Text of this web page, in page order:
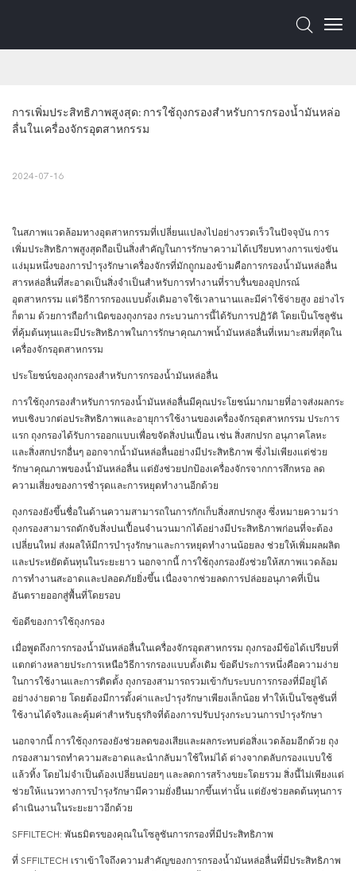
การเพิ่มประสิทธิภาพสูงสุด: การใช้ถุงกรองสำหรับการกรองน้ำมันหล่อ
ลื่นในเครื่องจักรอุตสาหกรรม
2024-07-16
ในสภาพแวดล้อมทางอุตสาหกรรมที่เปลี่ยนแปลงไปอย่างรวดเร็วในปัจจุบัน การ
เพิ่มประสิทธิภาพสูงสุดถือเป็นสิ่งสำคัญในการรักษาความได้เปรียบทางการแข่งขัน
แง่มุมหนึ่งของการบำรุงรักษาเครื่องจักรที่มักถูกมองข้ามคือการกรองน้ำมันหล่อลื่น
สารหล่อลื่นที่สะอาดเป็นสิ่งจำเป็นสำหรับการทำงานที่ราบรื่นของอุปกรณ์
อุตสาหกรรม แต่วิธีการกรองแบบดั้งเดิมอาจใช้เวลานานและมีค่าใช้จ่ายสูง อย่างไร
ก็ตาม ด้วยการถือกำเนิดของถุงกรอง กระบวนการนี้ได้รับการปฏิวัติ โดยเป็นโซลูชัน
ที่คุ้มต้นทุนและมีประสิทธิภาพในการรักษาคุณภาพน้ำมันหล่อลื่นที่เหมาะสมที่สุดใน
เครื่องจักรอุตสาหกรรม
ประโยชน์ของถุงกรองสำหรับการกรองน้ำมันหล่อลื่น
การใช้ถุงกรองสำหรับการกรองน้ำมันหล่อลื่นมีคุณประโยชน์มากมายที่อาจส่งผลกระ
ทบเชิงบวกต่อประสิทธิภาพและอายุการใช้งานของเครื่องจักรอุตสาหกรรม ประการ
แรก ถุงกรองได้รับการออกแบบเพื่อขจัดสิ่งปนเปื้อน เช่น สิ่งสกปรก อนุภาคโลหะ
และสิ่งสกปรกอื่นๆ ออกจากน้ำมันหล่อลื่นอย่างมีประสิทธิภาพ ซึ่งไม่เพียงแต่ช่วย
รักษาคุณภาพของน้ำมันหล่อลื่น แต่ยังช่วยปกป้องเครื่องจักรจากการสึกหรอ ลด
ความเสี่ยงของการชำรุดและการหยุดทำงานอีกด้วย
ถุงกรองยังขึ้นชื่อในด้านความสามารถในการกักเก็บสิ่งสกปรกสูง ซึ่งหมายความว่า
ถุงกรองสามารถดักจับสิ่งปนเปื้อนจำนวนมากได้อย่างมีประสิทธิภาพก่อนที่จะต้อง
เปลี่ยนใหม่ ส่งผลให้มีการบำรุงรักษาและการหยุดทำงานน้อยลง ช่วยให้เพิ่มผลผลิต
และประหยัดต้นทุนในระยะยาว นอกจากนี้ การใช้ถุงกรองยังช่วยให้สภาพแวดล้อม
การทำงานสะอาดและปลอดภัยยิ่งขึ้น เนื่องจากช่วยลดการปล่อยอนุภาคที่เป็น
อันตรายออกสู่พื้นที่โดยรอบ
ข้อดีของการใช้ถุงกรอง
เมื่อพูดถึงการกรองน้ำมันหล่อลื่นในเครื่องจักรอุตสาหกรรม ถุงกรองมีข้อได้เปรียบที่
แตกต่างหลายประการเหนือวิธีการกรองแบบดั้งเดิม ข้อดีประการหนึ่งคือความง่าย
ในการใช้งานและการติดตั้ง ถุงกรองสามารถรวมเข้ากับระบบการกรองที่มีอยู่ได้
อย่างง่ายดาย โดยต้องมีการตั้งค่าและบำรุงรักษาเพียงเล็กน้อย ทำให้เป็นโซลูชันที่
ใช้งานได้จริงและคุ้มค่าสำหรับธุรกิจที่ต้องการปรับปรุงกระบวนการบำรุงรักษา
นอกจากนี้ การใช้ถุงกรองยังช่วยลดของเสียและผลกระทบต่อสิ่งแวดล้อมอีกด้วย ถุง
กรองสามารถทำความสะอาดและนำกลับมาใช้ใหม่ได้ ต่างจากตลับกรองแบบใช้
แล้วทิ้ง โดยไม่จำเป็นต้องเปลี่ยนบ่อยๆ และลดการสร้างขยะโดยรวม สิ่งนี้ไม่เพียงแต่
ช่วยให้แนวทางการบำรุงรักษามีความยั่งยืนมากขึ้นเท่านั้น แต่ยังช่วยลดต้นทุนการ
ดำเนินงานในระยะยาวอีกด้วย
SFFILTECH: พันธมิตรของคุณในโซลูชันการกรองที่มีประสิทธิภาพ
ที่ SFFILTECH เราเข้าใจถึงความสำคัญของการกรองน้ำมันหล่อลื่นที่มีประสิทธิภาพ